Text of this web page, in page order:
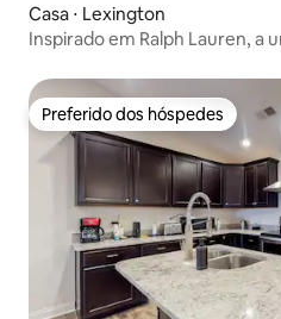
Casa ⋅ Lexington
Inspirado em Ralph Lauren, a
Preferido dos hóspedes
Preferido dos hóspedes